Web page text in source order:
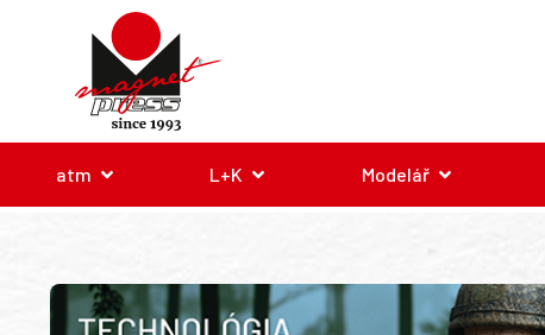
atm L+K Modelář